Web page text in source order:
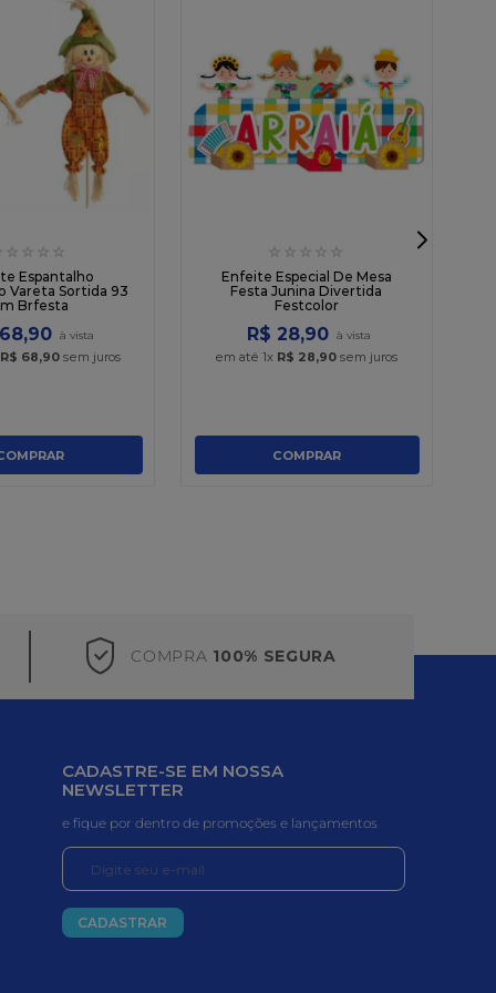
☆ ☆ ☆ ☆
Espantalho
Vareta Sortida 93
Brfesta
68,90
R$ 68,90sem juros
☆ ☆ ☆ ☆ ☆
Enfeite Especial De Mesa
Festa Junina Divertida
Festcolor
R$ 28,90
em até1x R$ 28,90 sem juros
COMPRAR
COMPRA 100% SEGURA
CADASTRE-SE EM NOSSA
NEWSLETTER
e fique por dentro de promoções e lançamentos
CADASTRAR